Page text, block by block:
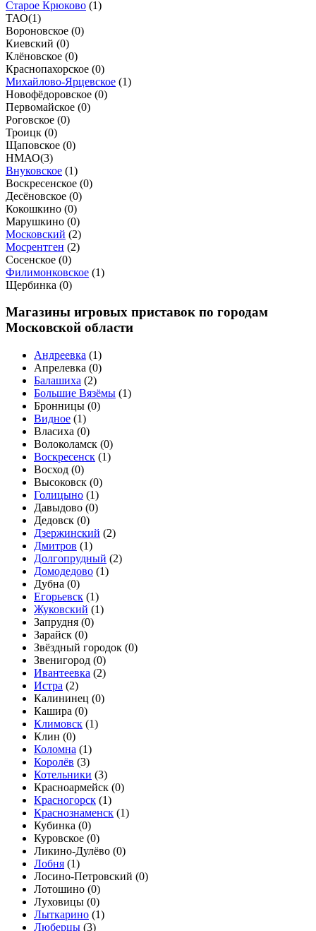
Старое Крюково (1)
ТАО(1)
Вороновское (0)
Киевский (0)
Клёновское (0)
Краснопахорское (0)
Михайлово-Ярцевское (1)
Новофёдоровское (0)
Первомайское (0)
Роговское (0)
Троицк (0)
Щаповское (0)
НМАО(3)
Внуковское (1)
Воскресенское (0)
Десёновское (0)
Кокошкино (0)
Марушкино (0)
Московский (2)
Мосрентген (2)
Сосенское (0)
Филимонковское (1)
Щербинка (0)
Магазины игровых приставок по городам
Московской области
Андреевка (1)
Апрелевка (0)
Балашиха (2)
Большие Вязёмы (1)
Бронницы (0)
Видное (1)
Власиха (0)
Волоколамск (0)
Воскресенск (1)
Восход (0)
Высоковск (0)
Голицыно (1)
Давыдово (0)
Дедовск (0)
Дзержинский (2)
Дмитров (1)
Долгопрудный (2)
Домодедово (1)
Дубна (0)
Егорьевск (1)
Жуковский (1)
Запрудня (0)
Зарайск (0)
Звёздный городок (0)
Звенигород (0)
Ивантеевка (2)
Истра (2)
Калининец (0)
Кашира (0)
Климовск (1)
Клин (0)
Коломна (1)
Королёв (3)
Котельники (3)
Красноармейск (0)
Красногорск (1)
Краснознаменск (1)
Кубинка (0)
Куровское (0)
Ликино-Дулёво (0)
Лобня (1)
Лосино-Петровский (0)
Лотошино (0)
Луховицы (0)
Лыткарино (1)
Люберцы (3)